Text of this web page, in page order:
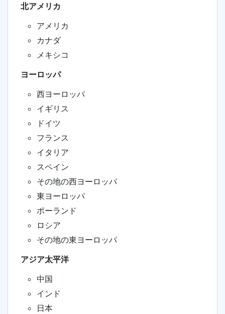
北アメリカ
アメリカ
カナダ
メキシコ
ヨーロッパ
西ヨーロッパ
イギリス
ドイツ
フランス
イタリア
スペイン
その地の西ヨーロッパ
東ヨーロッパ
ポーランド
ロシア
その地の東ヨーロッパ
アジア太平洋
中国
インド
日本